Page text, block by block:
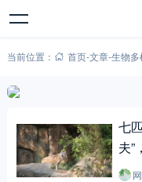
当前位置： 首页-文章-生物多
七
夫”